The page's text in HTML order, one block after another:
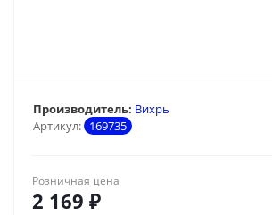
Артикул: 169735
Производитель: Вихрь
Розничная цена
2 169 ₽